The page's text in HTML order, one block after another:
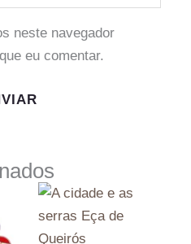
neste navegador
eu comentar.